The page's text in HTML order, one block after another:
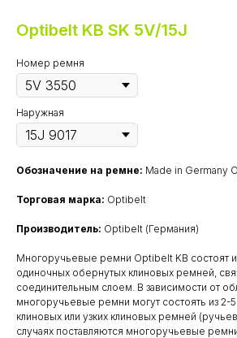
Optibelt KB SK 5V/15J
Номер ремня
Наружная
Обозначение на ремне: Made in Germany
Торговая марка: Optibelt
Производитель: Optibelt (Германия)
Многоручьевые ремни Optibelt KB состоят
одиночных обернутых клиновых ремней,
соединительным слоем. В зависимости от
многоручьевые ремни могут состоять из 2-5
клиновых или узких клиновых ремней
случаях поставляются многоручьевые